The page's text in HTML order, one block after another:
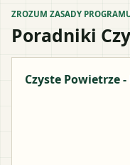
ZROZUM ZASADY
Poradniki
Czyste Powietrze